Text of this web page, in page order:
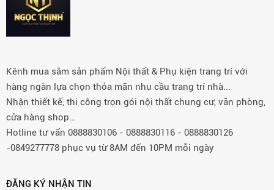
Kênh mua sắm sản phẩm Nội thất & Phụ kiện trang trí với
hàng ngàn lựa chọn thỏa mãn nhu cầu trang trí nhà...
Nhận thiết kế, thi công trọn gói nội thất chung cư, văn phòng,
cửa hàng shop…
Hotline tư vấn 0888830106 - 0888830116 - 0888830126
-0849277778 phục vụ từ 8AM đến 10PM mỗi ngày
ĐĂNG KÝ NHẬN TIN